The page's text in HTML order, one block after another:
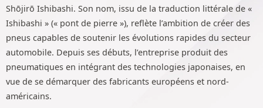
Shōjirō Ishibashi. Son nom, issu de la traduction littérale de «
Ishibashi » (« pont de pierre »), reflète l’ambition de créer des
pneus capables de soutenir les évolutions rapides du secteur
automobile. Depuis ses débuts, l’entreprise produit des
pneumatiques en intégrant des technologies japonaises, en
vue de se démarquer des fabricants européens et nord-
américains.